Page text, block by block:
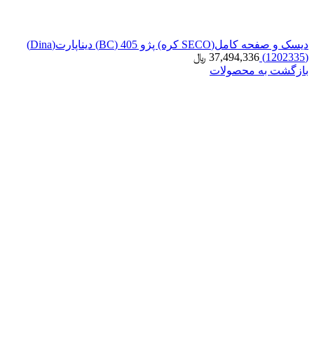
دیسک و صفحه کامل(SECO کره) پژو 405 (BC) دیناپارت(Dina)
(1202335)
37,494,336 ﷼
بازگشت به محصولات